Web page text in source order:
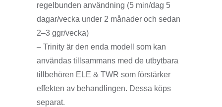
regelbunden användning (5 min/dag 5
dagar/vecka under 2 månader och sedan
2–3 ggr/vecka)
– Trinity är den enda modell som kan
användas tillsammans med de utbytbara
tillbehören ELE & TWR som förstärker
effekten av behandlingen. Dessa köps
separat.